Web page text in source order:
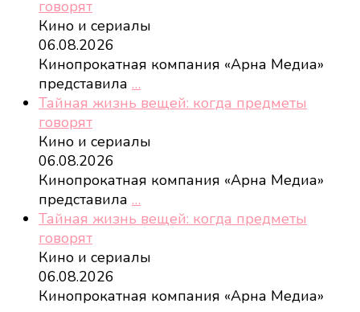
говорят
Кино и сериалы
06.08.2026
Кинопрокатная компания «Арна Медиа»
представила …
Тайная жизнь вещей: когда предметы
говорят
Кино и сериалы
06.08.2026
Кинопрокатная компания «Арна Медиа»
представила …
Тайная жизнь вещей: когда предметы
говорят
Кино и сериалы
06.08.2026
Кинопрокатная компания «Арна Медиа»